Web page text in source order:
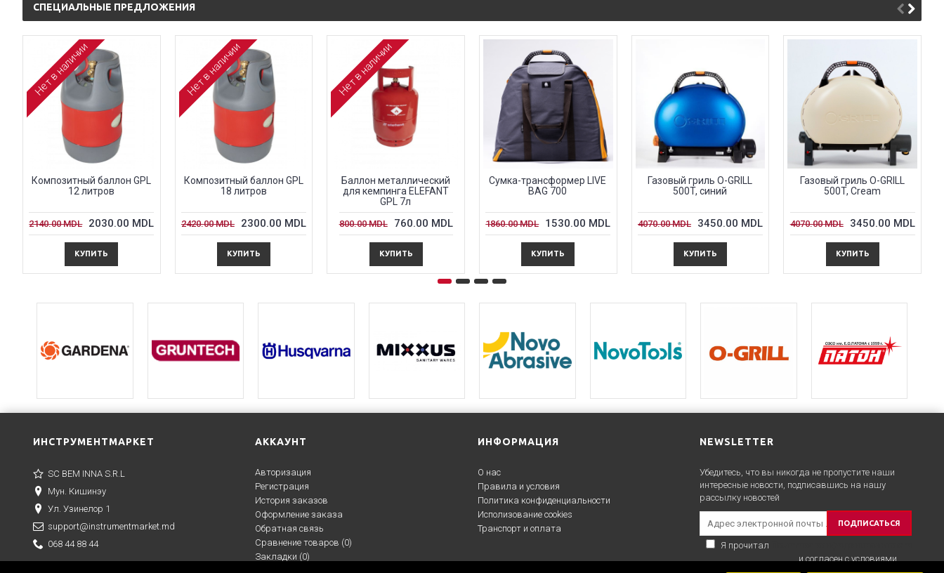
СПЕЦИАЛЬНЫЕ ПРЕДЛОЖЕНИЯ
Нет в наличии
Композитный баллон GPL
12 литров
2140.00 MDL 2030.00 MDL
КУПИТЬ
Нет в наличии
Композитный баллон GPL
18 литров
2420.00 MDL 2300.00 MDL
КУПИТЬ
Нет в наличии
Баллон металлический
для кемпингa ELEFANT
GPL 7л
800.00 MDL 760.00 MDL
КУПИТЬ
Сумка-трансформер LIVE
BAG 700
1860.00 MDL 1530.00 MDL
КУПИТЬ
Газовый гриль O-GRILL
500T, синий
4070.00 MDL 3450.00 MDL
КУПИТЬ
Газовый гриль O-GRILL
500T, Cream
4070.00 MDL 3450.00 MDL
КУПИТЬ
ИНСТРУМЕНТМАРКЕТ
SC BEM INNA S.R.L
Мун. Кишинэу
Ул. Узинелор 1
support@instrumentmarket.md
068 44 88 44
АККАУНТ
Авторизация
Регистрация
История заказов
Оформление заказа
Обратная связь
Сравнение товаров (0)
Закладки (0)
ИНФОРМАЦИЯ
О нас
Правила и условия
Политика конфиденциальности
Исполизование cookies
Транспорт и оплата
NEWSLETTER
Убедитесь, что вы никогда не пропустите наши
интересные новости, подписавшись на нашу
рассылку новостей
ПОДПИСАТЬСЯ
Я прочитал
и согласен с условиями